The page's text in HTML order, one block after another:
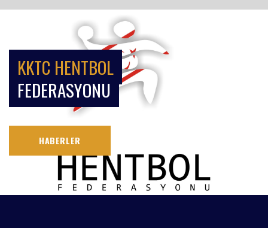
KKTC HENTBOL
FEDERASYONU
HABERLER